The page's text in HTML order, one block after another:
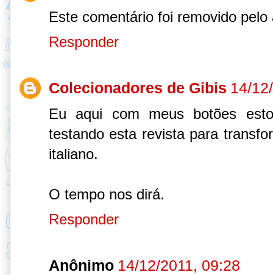
Este comentário foi removido pelo
Responder
Colecionadores de Gibis 14/
Eu aqui com meus botões
testando esta revista para
italiano.
O tempo nos dirá.
Responder
Anônimo 14/12/2011, 09:28